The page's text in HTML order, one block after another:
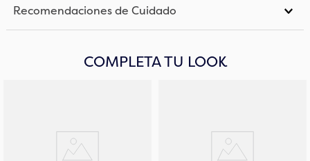
Recomendaciones de Cuidado
COMPLETA TU LOOK